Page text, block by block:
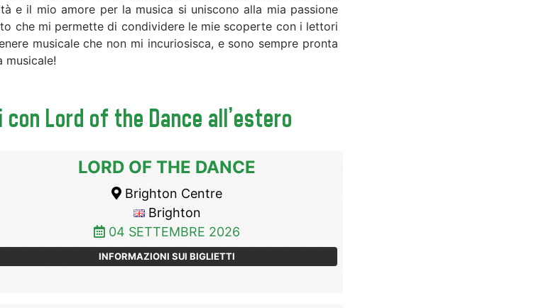
e il mio amore per la musica si uniscono alla mia passione
che mi permette di condividere le mie scoperte con i lettori
musicale che non mi incuriosisca, e sono sempre pronta
musicale!
Lord of the Dance all'estero
LORD OF THE DANCE
Brighton Centre
Brighton
04 SETTEMBRE 2026
INFORMAZIONI SUI BIGLIETTI